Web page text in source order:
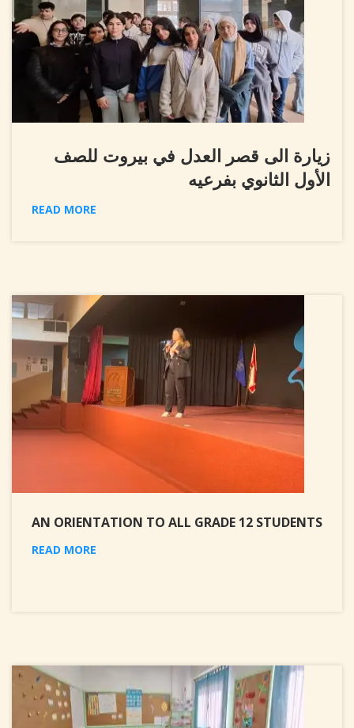
زيارة الى قصر العدل في بيروت للصف
الأول الثانوي بفرعيه
READ MORE
AN ORIENTATION TO ALL GRADE 12 STUDENTS
READ MORE